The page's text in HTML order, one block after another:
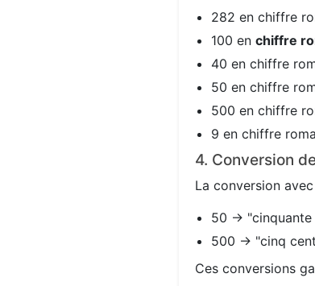
282 en chiffre
100 en chiffre
40 en chiffre
50 en chiffre
500 en chiffre
9 en chiffre
4. Conversion
La conversion
50 → "cinquante
500 → "cinq
Ces conversions